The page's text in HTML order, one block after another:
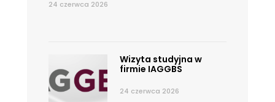
24 czerwca 2026
Wizyta studyjna w
firmie IAGGBS
24 czerwca 2026